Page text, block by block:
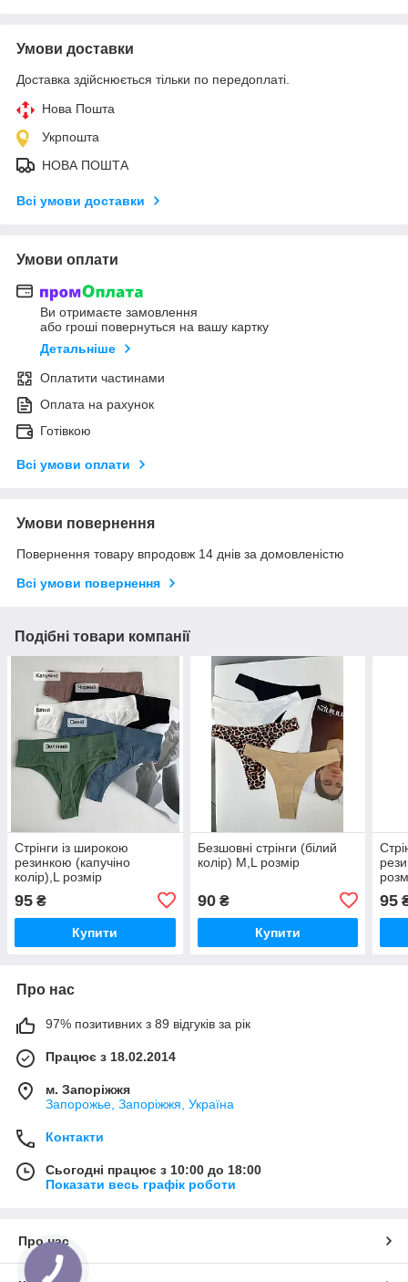
Умови доставки
Доставка здійснюється тільки по передоплаті.
Нова Пошта
Укрпошта
НОВА ПОШТА
Всі умови доставки
Умови оплати
Ви отримаєте замовлення
або гроші повернуться на вашу картку
Детальніше
Оплатити частинами
Оплата на рахунок
Готівкою
Всі умови оплати
Умови повернення
Повернення товару впродовж 14 днів за домовленістю
Всі умови повернення
Подібні товари компанії
Стрінги із широкою
резинкою (капучіно
колір),L розмір
95 ₴
Купити
Безшовні стрінги (білий
колір) М,L розмір
90₴
Купити
95
Про нас
97% позитивних з 89 відгуків за рік
Працює з 18.02.2014
м. Запоріжжя
Запорожье, Запоріжжя, Україна
Контакти
Сьогодні працює з 10:00 до 18:00
Показати весь графік роботи
Про нас